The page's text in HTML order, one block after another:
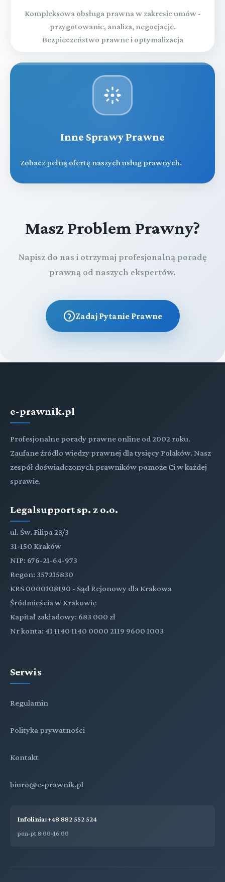
Kompleksowa obsługa prawna w zakresie umów -
przygotowanie, analiza, negocjacje.
Bezpieczeństwo prawne i optymalizacja
Inne Sprawy Prawne
Zobacz pełną ofertę naszych usług prawnych.
Masz Problem Prawny?
Napisz do nas i otrzymaj profesjonalną poradę
prawną od naszych ekspertów.
Zadaj Pytanie Prawne
e-prawnik.pl
Profesjonalne porady prawne online od 2002 roku.
Zaufane źródło wiedzy prawnej dla tysięcy Polaków. Nasz
zespół doświadczonych prawników pomoże Ci w każdej
sprawie.
Legalsupport sp. z o.o.
ul. Św. Filipa 23/3
31-150 Kraków
NIP: 676-21-64-973
Regon: 357215830
KRS 0000108190 - Sąd Rejonowy dla Krakowa
Śródmieścia w Krakowie
Kapitał zakładowy: 683 000 zł
Nr konta: 41 1140 1140 0000 2119 9600 1003
Serwis
Regulamin
Polityka prywatności
Kontakt
biuro@e-prawnik.pl
Infolinia:+48 882 552 524
pon-pt 8:00-16:00